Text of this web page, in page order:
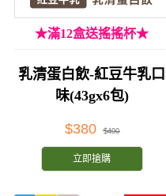
★滿12盒送搖搖杯★
乳清蛋白飲-紅豆牛乳口
味(43gx6包)
$380 $400
立即搶購